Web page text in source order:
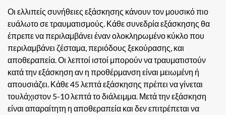
Οι ελλιπείς συνήθειες εξάσκησης κάνουν τον μουσικό πιο
ευάλωτο σε τραυματισμούς. Κάθε συνεδρία εξάσκησης θα
έπρεπε να περιλαμβάνει έναν ολοκληρωμένο κύκλο που
περιλαμβάνει ζέσταμα, περιόδους ξεκούρασης, και
αποθεραπεία. Οι λεπτοί ιστοί μπορούν να τραυματιστούν
κατά την εξάσκηση αν η προθέρμανση είναι μειωμένη ή
απουσιάζει. Κάθε 45 λεπτά εξάσκησης πρέπει να γίνεται
τουλάχιστον 5-10 λεπτά το διάλειμμα. Μετά την εξάσκηση
είναι απαραίτητη η αποθεραπεία και δεν επιτρέπεται να